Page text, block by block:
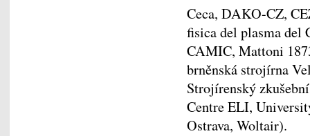
Ceca, DAKO-CZ,
fisica del plasma del
CAMIC, Mattoni
brněnská strojírna
Strojírenský
Centre ELI,
Ostrava, Woltair).